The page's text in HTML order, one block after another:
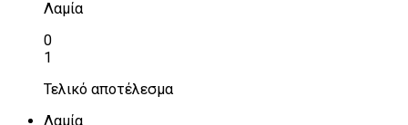
Λαμία
0
1
Τελικό αποτέλεσμα
Λαμία